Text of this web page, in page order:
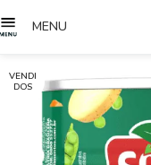
MENU
VENDI
DOS